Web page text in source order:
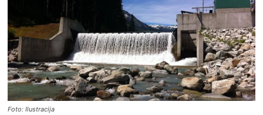
Foto: Ilustracija